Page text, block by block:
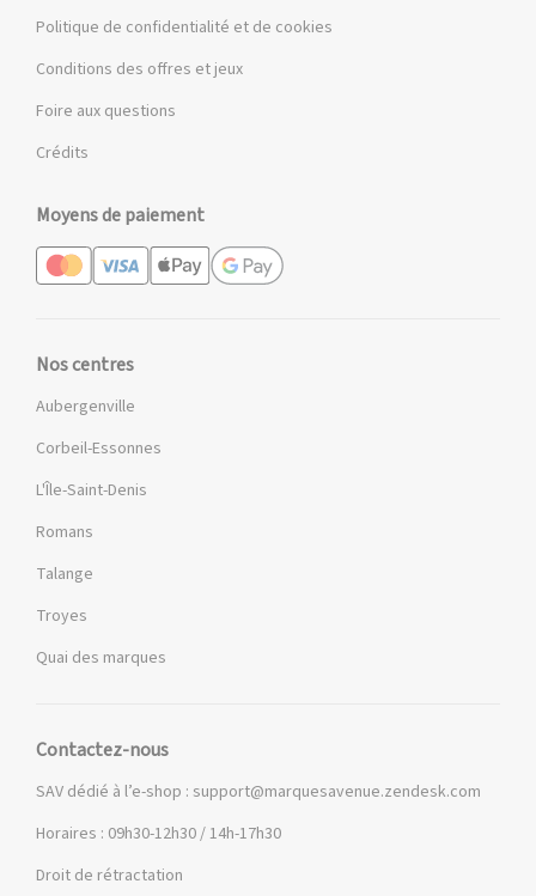
Politique de confidentialité et de cookies
Conditions des offres et jeux
Foire aux questions
Crédits
Moyens de paiement
Nos centres
Aubergenville
Corbeil-Essonnes
L'Île-Saint-Denis
Romans
Talange
Troyes
Quai des marques
Contactez-nous
SAV dédié à l’e-shop : support@marquesavenue.zendesk.com
Horaires : 09h30-12h30 / 14h-17h30
Droit de rétractation